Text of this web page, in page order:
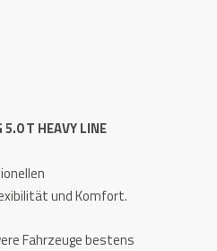
T HEAVY LINE
und Komfort.
Fahrzeuge bestens